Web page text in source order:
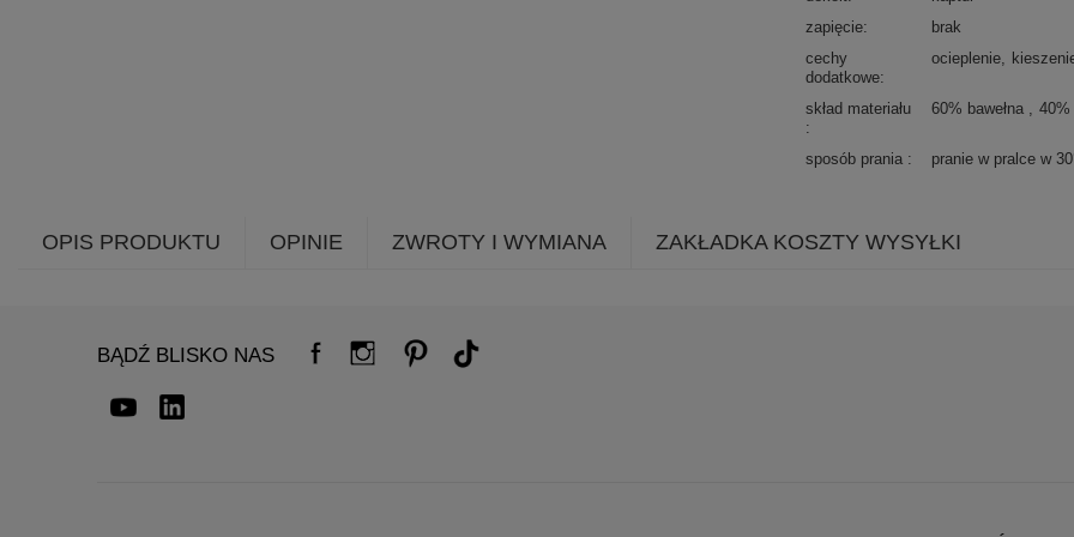
zapięcie
brak
cechy
dodatkowe
ocieplenie
skład materiału 60% bawełna 40%
sposób prania pranie w pralce w
OPIS PRODUKTU OPINIE ZWROTY I WYMIANA ZAKŁADKA KOSZTY WYSYŁKI
BĄDŹ BLISKO NAS